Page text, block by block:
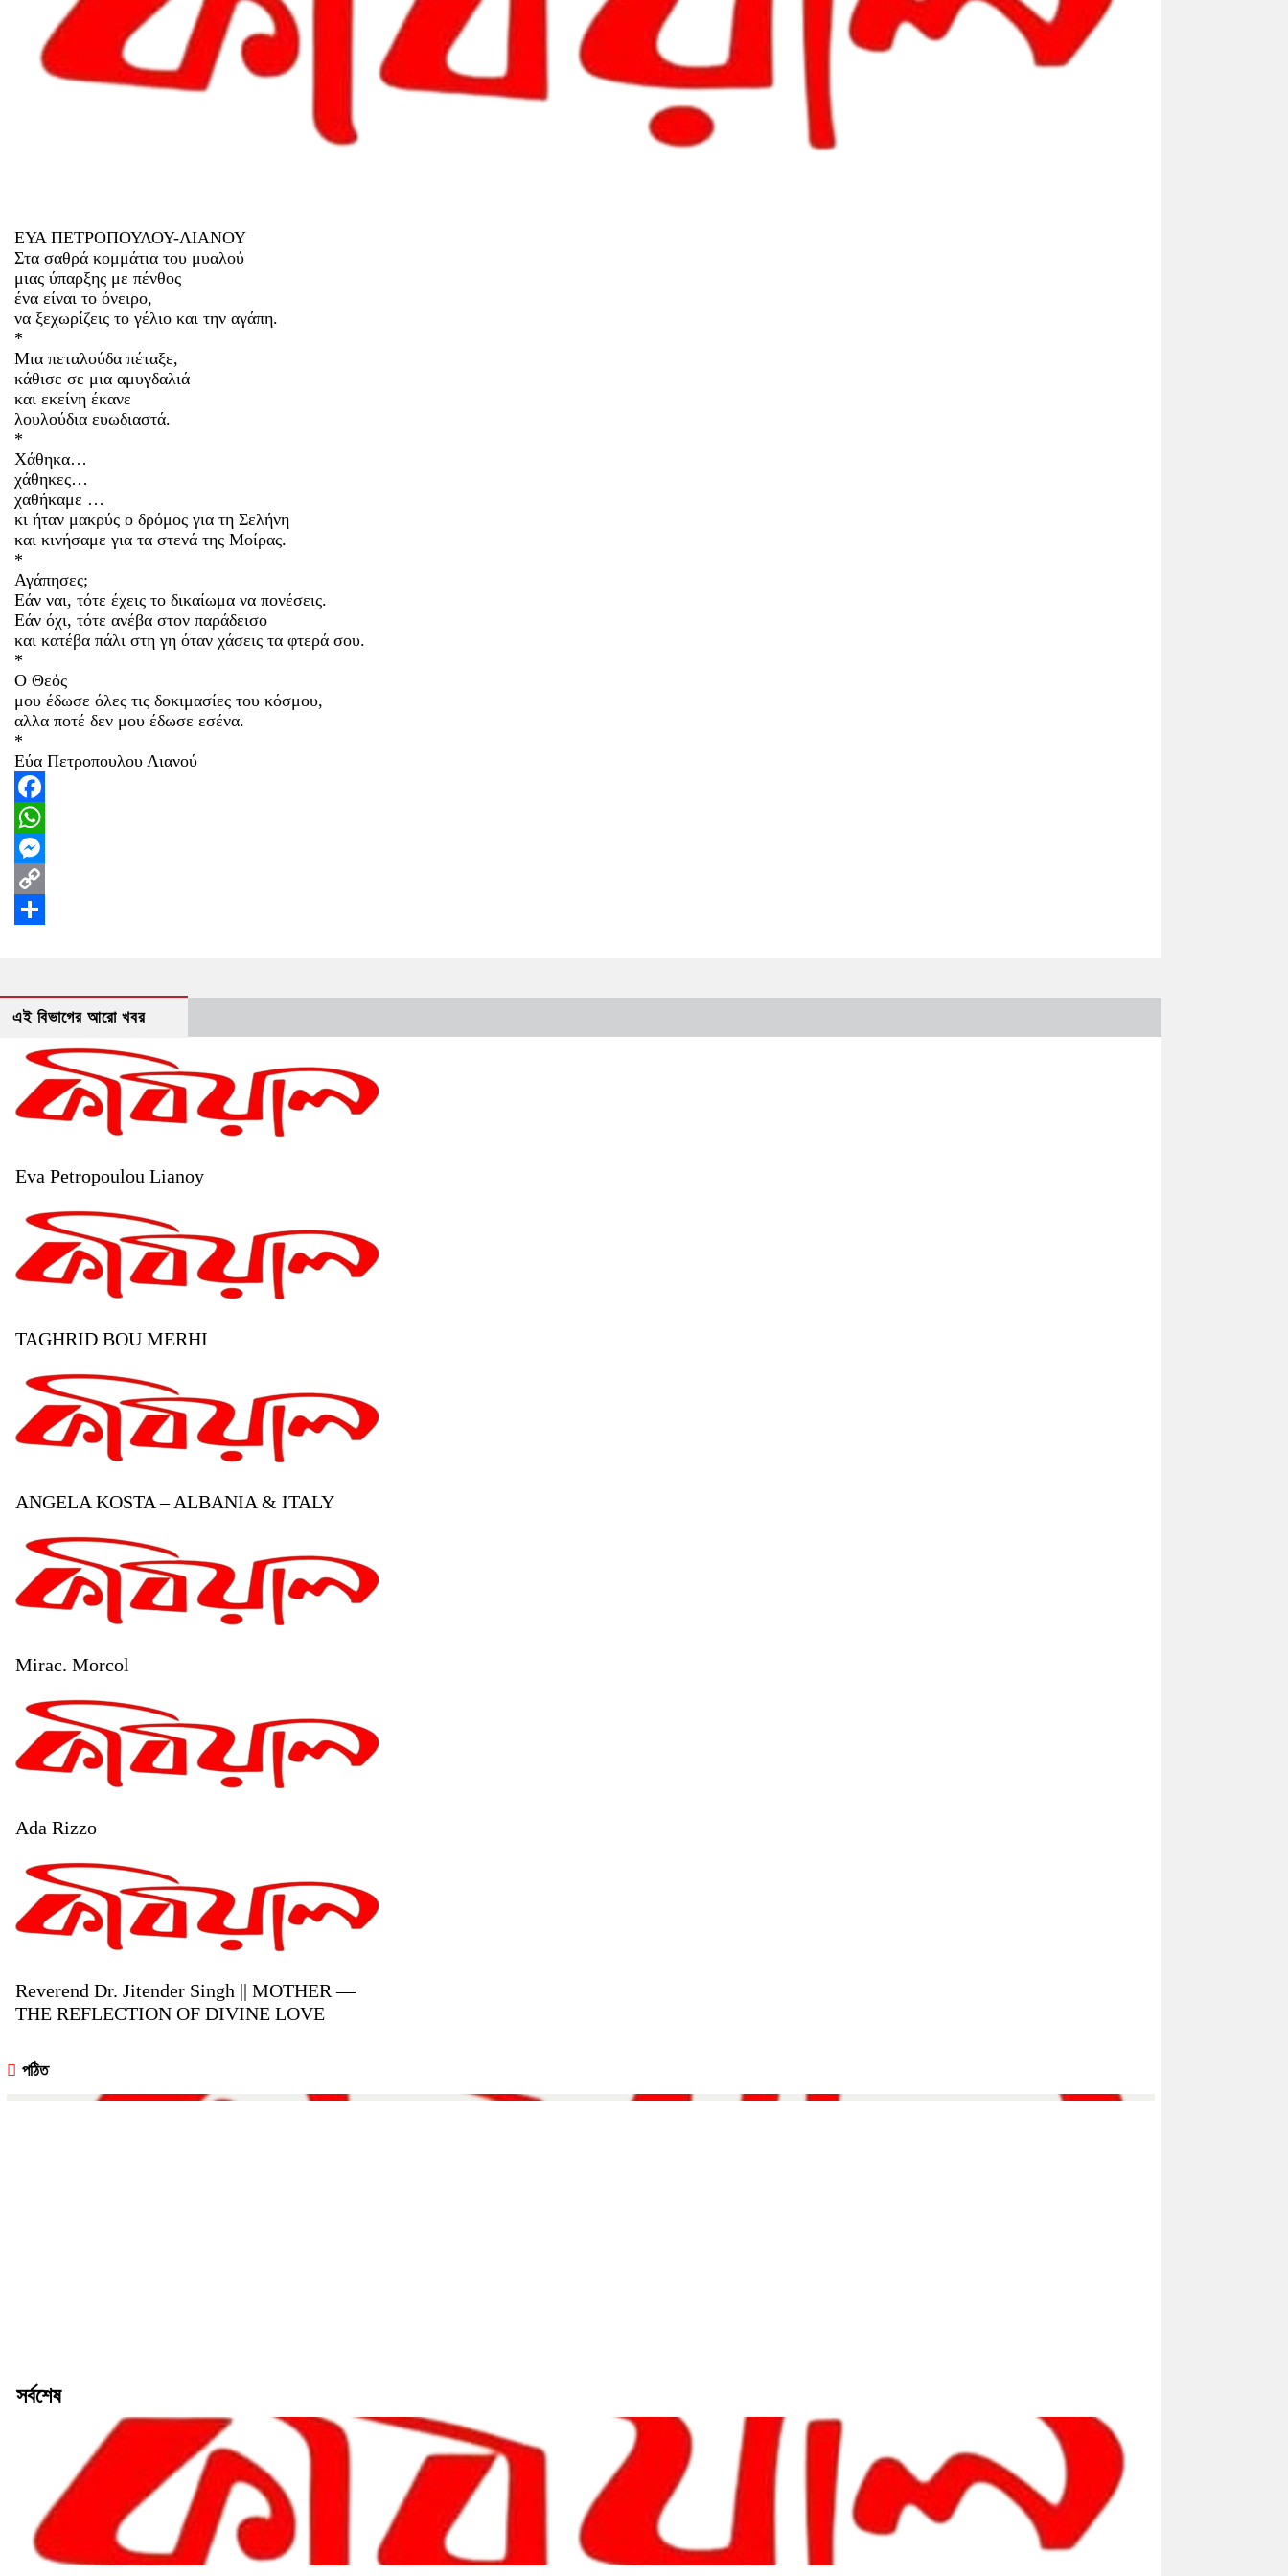
ΕΥΑ ΠΕΤΡΟΠΟΥΛΟΥ-ΛΙΑΝΟΥ
Στα σαθρά κομμάτια του μυαλού
μιας ύπαρξης με πένθος
ένα είναι το όνειρο,
να ξεχωρίζεις το γέλιο και την αγάπη.
*
Μια πεταλούδα πέταξε,
κάθισε σε μια αμυγδαλιά
και εκείνη έκανε
λουλούδια ευωδιαστά.
*
Χάθηκα…
χάθηκες…
χαθήκαμε …
κι ήταν μακρύς ο δρόμος για τη Σελήνη
και κινήσαμε για τα στενά της Μοίρας.
*
Αγάπησες;
Εάν ναι, τότε έχεις το δικαίωμα να πονέσεις.
Εάν όχι, τότε ανέβα στον παράδεισο
και κατέβα πάλι στη γη όταν χάσεις τα φτερά σου.
*
Ο Θεός
μου έδωσε όλες τις δοκιμασίες του κόσμου,
αλλα ποτέ δεν μου έδωσε εσένα.
*
Εύα Πετροπουλου Λιανού
Facebook
WhatsApp
Messenger
Copy
এই বিভাগের আরো খবর
Eva Petropoulou Lianoy
TAGHRID BOU MERHI
ANGELA KOSTA – ALBANIA & ITALY
Mirac. Morcol
Ada Rizzo
Reverend Dr. Jitender Singh || MOTHER —
THE REFLECTION OF DIVINE LOVE
পঠিত
সর্বশেষ